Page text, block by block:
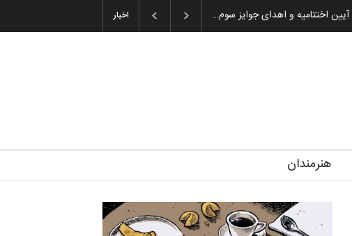
اخبار به یاد اردوغان باشول (۱۹۳۶–۲۰۲۶)
هنرمندان